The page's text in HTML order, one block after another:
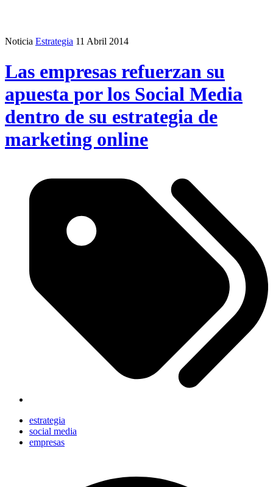
Noticia Estrategia 11 Abril 2014
Las empresas refuerzan su
apuesta por los Social Media
dentro de su estrategia de
marketing online
estrategia
social media
empresas